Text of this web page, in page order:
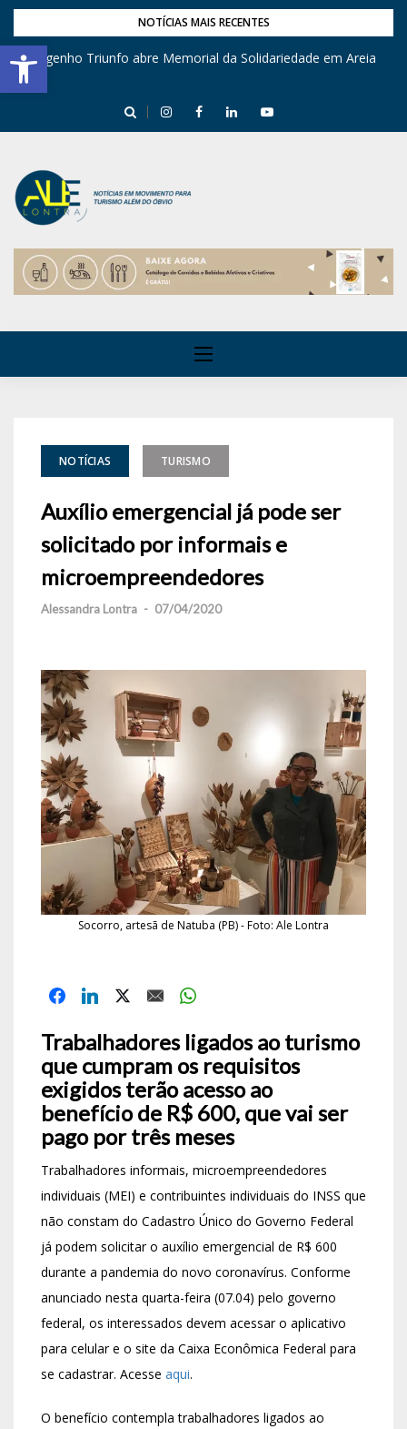
Barra de Ferramentas Aberta
NOTÍCIAS MAIS RECENTES
Engenho Triunfo abre Memorial da Solidariedade em Areia
NOTÍCIAS TURISMO
Auxílio emergencial já pode ser
solicitado por informais e
microempreendedores
Alessandra Lontra - 07/04/2020
Socorro, artesã de Natuba (PB) - Foto: Ale Lontra
Trabalhadores ligados ao turismo
que cumpram os requisitos
exigidos terão acesso ao
benefício de R$ 600, que vai ser
pago por três meses
Trabalhadores informais, microempreendedores
individuais (MEI) e contribuintes individuais do INSS que
não constam do Cadastro Único do Governo Federal
já podem solicitar o auxílio emergencial de R$ 600
durante a pandemia do novo coronavírus. Conforme
anunciado nesta quarta-feira (07.04) pelo governo
federal, os interessados devem acessar o aplicativo
para celular e o site da Caixa Econômica Federal para
se cadastrar. Acesse aqui.
O benefício contempla trabalhadores ligados ao